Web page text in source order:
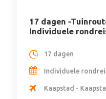
17 dagen -
Individuele
17 dagen
Individuele
Kaapstad -